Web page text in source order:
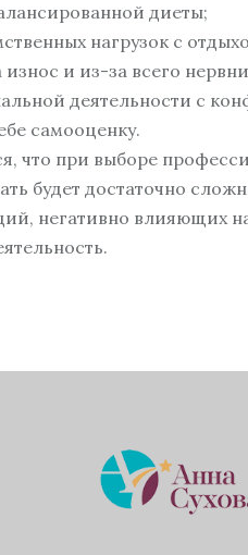
диеты;
нагрузок с
и из-за всего
деятельности с
самооценку.
что при выборе
будет достаточно
негативно влияющих